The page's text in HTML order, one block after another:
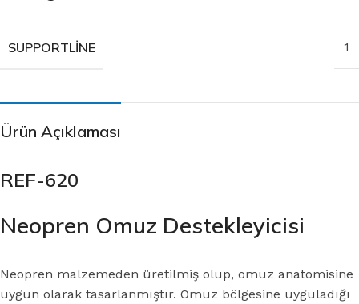
SUPPORTLINE 1
Ürün Açıklaması
REF-620
Neopren Omuz Destekleyicisi
Neopren malzemeden üretilmiş olup, omuz anatomisine
uygun olarak tasarlanmıştır. Omuz bölgesine uyguladığı